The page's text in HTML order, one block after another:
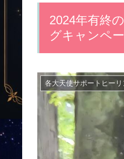
2024年有終
グキャンペ
各大天使サポートヒー